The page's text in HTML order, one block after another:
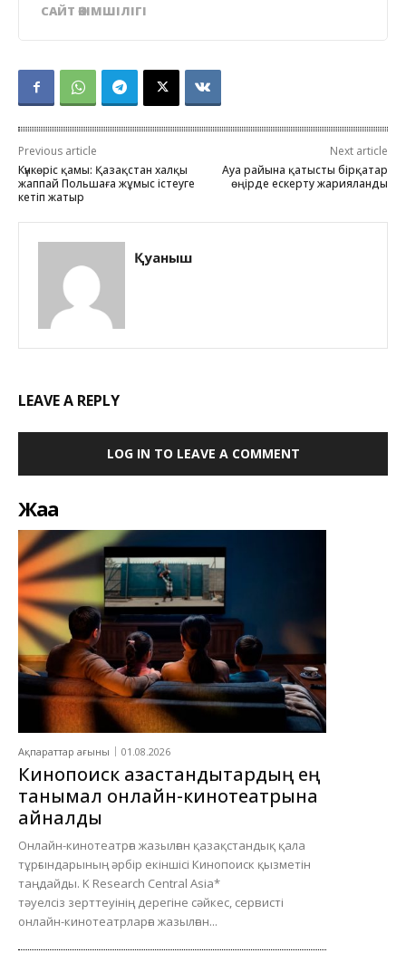
САЙТ ӘКІМШІЛІГІ
Previous article
Күнкөріс қамы: Қазақстан халқы
жаппай Польшаға жұмыс істеуге
кетіп жатыр
Next article
Ауа райына қатысты бірқатар
өңірде ескерту жарияланды
Қуаныш
LEAVE A REPLY
LOG IN TO LEAVE A COMMENT
Жаңа
Ақпараттар ағыны 01.08.2026
Кинопоиск қазақстандықтардың ең
танымал онлайн-кинотеатрына
айналды
Онлайн-кинотеатрға жазылған қазақстандық қала
тұрғындарының әрбір екіншісі Кинопоиск қызметін
таңдайды. K Research Central Asia*
тәуелсіз зерттеуінің дерегіне сәйкес, сервисті
онлайн-кинотеатрларға жазылған...